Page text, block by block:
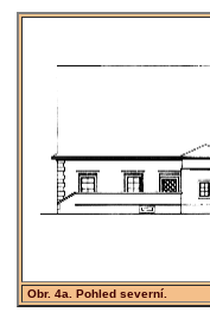
Obr. 4a. Pohled severní.